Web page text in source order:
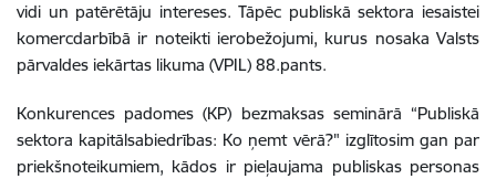
vidi un patērētāju intereses. Tāpēc publiskā sektora iesaistei
komercdarbībā ir noteikti ierobežojumi, kurus nosaka Valsts
pārvaldes iekārtas likuma (VPIL) 88.pants.
Konkurences padomes (KP) bezmaksas seminārā “Publiskā
sektora kapitālsabiedrības: Ko ņemt vērā?" izglītosim gan par
priekšnoteikumiem, kādos ir pieļaujama publiskas personas